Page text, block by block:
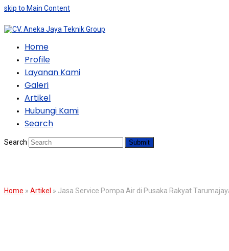
skip to Main Content
Home
Profile
Layanan Kami
Galeri
Artikel
Hubungi Kami
Search
Search Submit
Home » Artikel » Jasa Service Pompa Air di Pusaka Rakyat